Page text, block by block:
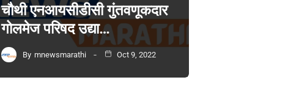
चौथी एनआयसीडीसी गुंतवणूकदार
गोलमेज परिषद उद्या…
By mnewsmarathi Oct 9, 2022